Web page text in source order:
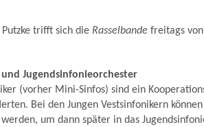
trifft sich die Rasselbande freitags
Jugendsinfonieorchester
(vorher Mini-Sinfos) sind ein
Bei den Jungen Vestsinfonikern
um dann später in das